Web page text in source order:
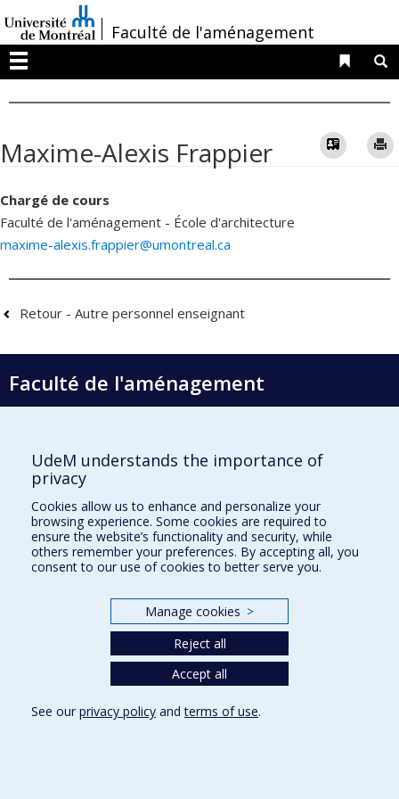
au
contenu
/Faculté de l'aménagement
Menu
Liens
Maxime-Alexis Frappier Vcard
Chargé de cours
Faculté de l'aménagement - École d'architecture
maxime-alexis.frappier@umontreal.ca
Retour - Autre personnel enseignant
Faculté de l'aménagement
École d'architecture
École de design
École d'urbanisme et d'architecture de paysage
Plan du site
UdeM understands the importance of
privacy
Cookies allow us to enhance and personalize your
browsing experience. Some cookies are required to
ensure the website’s functionality and security, while
others remember your preferences. By accepting all, you
consent to our use of cookies to better serve you.
Manage cookies >
Reject all
Accept all
See our privacy policy andterms of use.